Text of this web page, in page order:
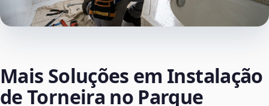
Mais Soluções em Instalação
de Torneira no Parque